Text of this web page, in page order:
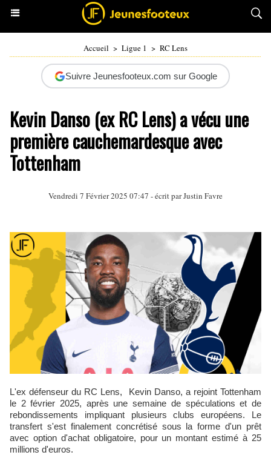
Accueil > Ligue 1 > RC Lens
Suivre Jeunesfooteux.com sur Google
Kevin Danso (ex RC Lens) a vécu une
première cauchemardesque avec
Tottenham
Vendredi 7 Février 2025 07:47 - écrit parJustin Favre
L'ex défenseur du RC Lens, Kevin Danso, a rejoint Tottenham
le 2 février 2025, après une semaine de spéculations et de
rebondissements impliquant plusieurs clubs européens. Le
transfert s'est finalement concrétisé sous la forme d'un prêt
avec option d'achat obligatoire, pour un montant estimé à 25
millions d'euros.